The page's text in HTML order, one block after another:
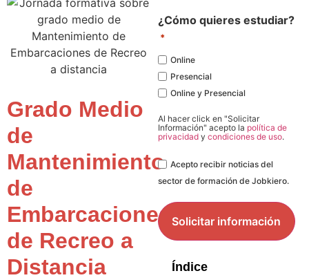
Grado Medio
de
Mantenimiento
de
Embarcaciones
de Recreo a
Distancia
¿Cómo quieres estudiar?
*
Online
Presencial
Online y Presencial
Al hacer click en "Solicitar
Información" acepto la política de
privacidad y condiciones de uso.
LegalAcepto recibir noticias del
sector de formación de Jobkiero.
Índice